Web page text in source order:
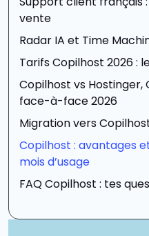
vente
Radar IA et Time
Tarifs Copilhost 2026 :
Copilhost vs Hostinger,
face-à-face 2026
Migration vers
Copilhost : avantages
mois d’usage
FAQ Copilhost : tes